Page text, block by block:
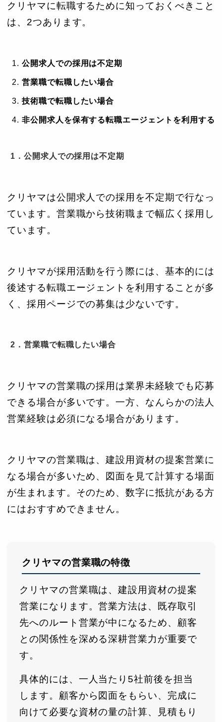
クリヤマに転職するために知っておくべきこと
は、2つあります。
公開求人での採用は不定期
営業職で転職したい場合
技術職で転職したい場合
非公開求人を保有する転職エージェントを利用する
1．公開求人での採用は不定期
クリヤマは公開求人での採用を不定期で行なっ
ています。営業職から技術職まで幅広く採用し
ています。
クリヤマが採用活動を行う際には、基本的には
後述する転職エージェントを利用することが多
く、採用ページでの募集は少ないです。
2．営業職で転職したい場合
クリヤマの営業職の採用は業界未経験でも応募
できる場合が多いです。一方、なんらかの法人
営業経験は必須になる場合があります。
クリヤマの営業職は、建設用資材の提案営業に
なる場合が多いため、図面を見て計算する場面
が生まれます。そのため、数字に抵抗がある方
にはおすすめできません。
クリヤマの営業職の特徴
クリヤマの営業職は、建設用資材の提案
営業になります。営業方法は、既存取引
先へのルート営業が中になるため、顧客
との関係性を深める深耕営業力が重要で
す。
具体的には、一人当たり5社前後を担当
します。顧客から図面をもらい、完成に
向けて必要な資材の量の計算、見積もり